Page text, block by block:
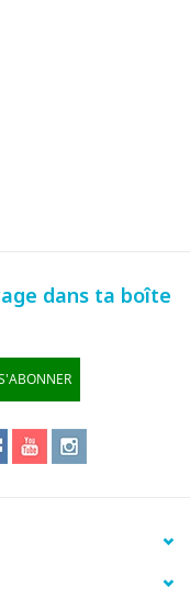
dans ta boîte